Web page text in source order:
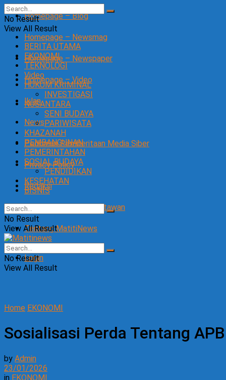
Homepage – Blog
Homepage – Newsmag
Homepage – Newspaper
Homepage – Video
Iklan
News
Pedoman Pemberitaan Media Siber
Privacy Policy
Redaksi
SOP Perlindungan Wartawan
Tentang MatitiNews
Login
No Result
View All Result
BERITA UTAMA
EKONOMI
TEKNOLOGI
Video
HUKUM KRIMINAL
INVESTIGASI
NUSANTARA
SENI BUDAYA
PARIWISATA
KHAZANAH
PEMBANGUNAN
PEMERINTAHAN
SOSIAL BUDAYA
PENDIDIKAN
KESEHATAN
BISNIS
No Result
View All Result
No Result
View All Result
Home EKONOMI
Sosialisasi Perda Tentang
by Admin
23/01/2026
in EKONOMI